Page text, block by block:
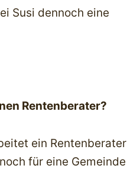
Susi dennoch eine
Rentenberater?
ein Rentenberater
für eine Gemeinde